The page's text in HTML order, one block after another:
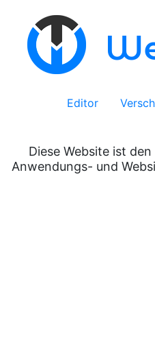
Editor
Diese Website ist
Anwendungs- und